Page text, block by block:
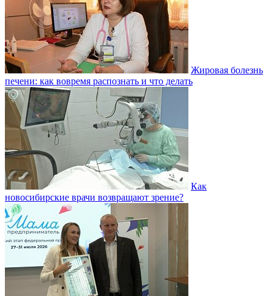
Жировая болезнь
печени: как вовремя распознать и что делать
Как
новосибирские врачи возвращают зрение?